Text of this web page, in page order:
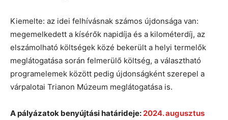
Kiemelte: az idei felhívásnak számos újdonsága van:
megemelkedett a kísérők napidíja és a kilométerdíj, az
elszámolható költségek közé bekerült a helyi termelők
meglátogatása során felmerülő költség, a választható
programelemek között pedig újdonságként szerepel a
várpalotai Trianon Múzeum meglátogatása is.
A pályázatok benyújtási határideje:2024. augusztus